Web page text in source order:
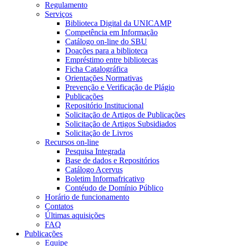
Regulamento
Serviços
Biblioteca Digital da UNICAMP
Competência em Informação
Catálogo on-line do SBU
Doações para a biblioteca
Empréstimo entre bibliotecas
Ficha Catalográfica
Orientações Normativas
Prevenção e Verificação de Plágio
Publicações
Repositório Institucional
Solicitação de Artigos de Publicações
Solicitação de Artigos Subsidiados
Solicitação de Livros
Recursos on-line
Pesquisa Integrada
Base de dados e Repositórios
Catálogo Acervus
Boletim Informafricativo
Contéudo de Domínio Público
Horário de funcionamento
Contatos
Últimas aquisições
FAQ
Publicações
Equipe